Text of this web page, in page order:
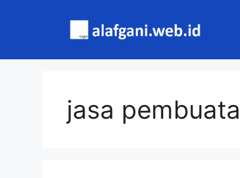
jasa